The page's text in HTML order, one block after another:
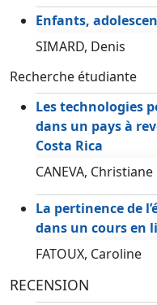
Enfants,
SIMARD, Denis
Recherche étudiante
Les technologies
dans un pays à
Costa Rica
CANEVA, Christiane
La pertinence de
dans un cours en
FATOUX, Caroline
RECENSION